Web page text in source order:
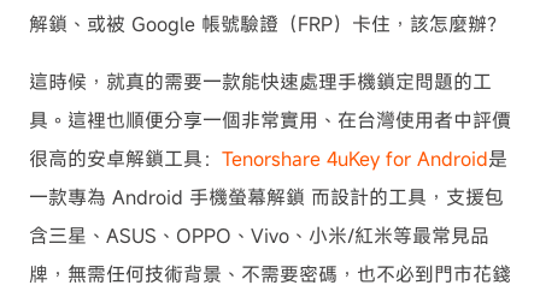
解鎖、或被 Google 帳號驗證（FRP）卡住，該怎麼辦？
這時候，就真的需要一款能快速處理手機鎖定問題的工
具。這裡也順便分享一個非常實用、在台灣使用者中評價
很高的安卓解鎖工具： Tenorshare 4uKey for Android是
一款專為 Android 手機螢幕解鎖 而設計的工具，支援包
含三星、ASUS、OPPO、Vivo、小米/紅米等最常見品
牌，無需任何技術背景、不需要密碼，也不必到門市花錢